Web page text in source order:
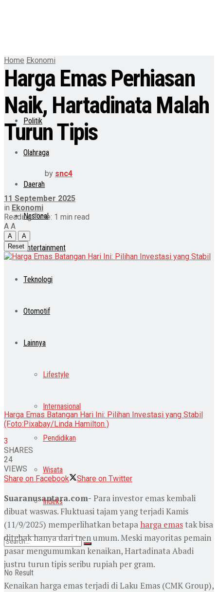
Politik
Olahraga
Daerah
Nasional
Entertainment
Teknologi
Otomotif
Lainnya
Lifestyle
Internasional
Pendidikan
Wisata
Indeks
No Result
Home Ekonomi
Harga Emas Perhiasan
Naik, Hartadinata Malah
Turun Tipis
by snc4
11 September 2025
in Ekonomi
Reading Time: 1 min read
A A
A
A
Reset
Harga Emas Batangan Hari Ini: Pilihan Investasi yang Stabil
(Foto:Pixabay/Linda Hamilton )
3
SHARES
24
VIEWS
Share on Facebook
Share on Twitter
Suaranusantara.com- Para investor emas kembali
dibuat waswas. Fluktuasi tajam yang terjadi Kamis
(11/9/2025) memperlihatkan betapaharga emastak bisa
ditebak hanya dari tren umum. Meski mayoritas pemain
pasar mengumumkan kenaikan, Hartadinata Abadi
justru turun tipis seribu rupiah per gram.
Kenaikan harga emas terjadi di Laku Emas (CMK Group),